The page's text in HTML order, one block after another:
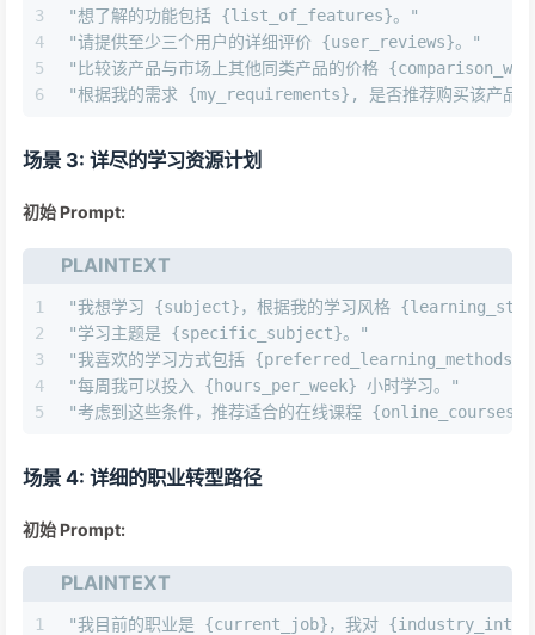
3
4
5
6
"想了解的功能包括 {list_of_features}。"
"请提供至少三个用户的详细评价 {user_reviews}。"
"比较该产品与市场上其他同类产品的价格
"根据我的需求 {my_requirements}, 是否推荐购买该产品
场景 3: 详尽的学习资源计划
初始 Prompt:
PLAINTEXT
1
2
3
4
5
"我想学习 {subject}，根据我的学习风格
"学习主题是 {specific_subject}。"
"我喜欢的学习方式包括 {preferred_learning_methods}
"每周我可以投入 {hours_per_week} 小时学习。"
"考虑到这些条件，推荐适合的在线课程
场景 4: 详细的职业转型路径
初始 Prompt:
PLAINTEXT
1
"我目前的职业是 {current_job}，我对